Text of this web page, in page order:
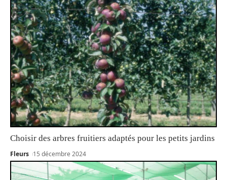
Choisir des arbres fruitiers adaptés pour les petits jardins
Fleurs 15 décembre 2024